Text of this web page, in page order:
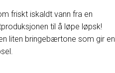
friskt iskaldt vann fra en
til å løpe løpsk!
liten bringebærtone som gir en